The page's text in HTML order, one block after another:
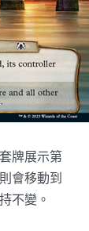
牌展示第
會移動到
不變。